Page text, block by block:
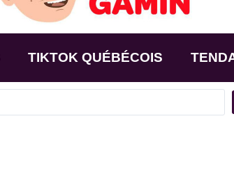
TIKTOK QUÉBÉCOIS